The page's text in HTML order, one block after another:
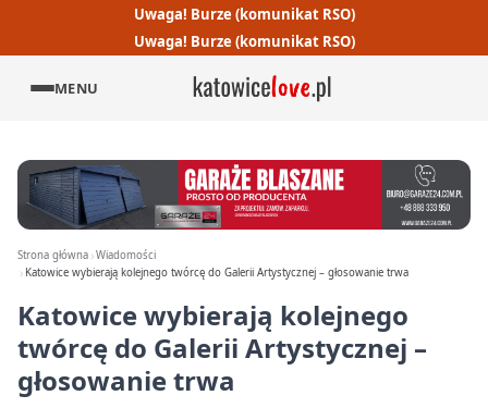
Uwaga! Burze (komunikat RSO)
Uwaga! Burze (komunikat RSO)
MENU
Strona główna Wiadomości
Katowice wybierają kolejnego twórcę do Galerii Artystycznej – głosowanie trwa
Katowice wybierają kolejnego
twórcę do Galerii Artystycznej –
głosowanie trwa